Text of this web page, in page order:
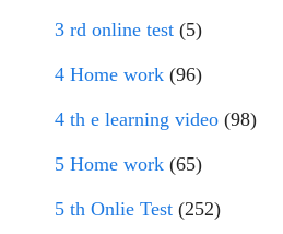
3 rd online test (5)
4 Home work (96)
4 th e learning video (98)
5 Home work (65)
5 th Onlie Test (252)